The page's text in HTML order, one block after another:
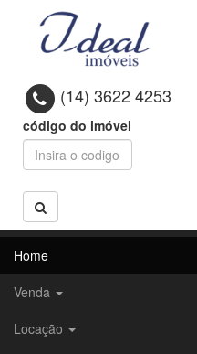
(14) 3622 4253
código do imóvel
Home
Venda
Locação